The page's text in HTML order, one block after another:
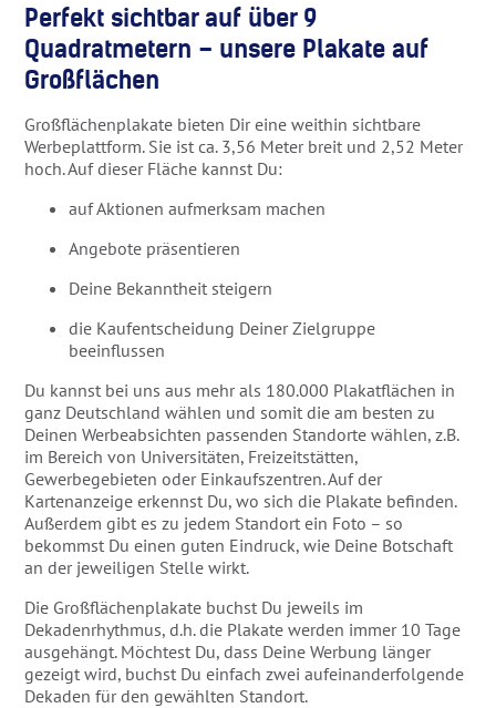
Perfekt sichtbar auf über 9
Quadratmetern – unsere Plakate auf
Großflächen
Großflächenplakate bieten Dir eine weithin sichtbare
Werbeplattform. Sie ist ca. 3,56 Meter breit und 2,52 Meter
hoch. Auf dieser Fläche kannst Du:
auf Aktionen aufmerksam machen
Angebote präsentieren
Deine Bekanntheit steigern
die Kaufentscheidung Deiner Zielgruppe
beeinflussen
Du kannst bei uns aus mehr als 180.000 Plakatflächen in
ganz Deutschland wählen und somit die am besten zu
Deinen Werbeabsichten passenden Standorte wählen, z.B.
im Bereich von Universitäten, Freizeitstätten,
Gewerbegebieten oder Einkaufszentren. Auf der
Kartenanzeige erkennst Du, wo sich die Plakate befinden.
Außerdem gibt es zu jedem Standort ein Foto – so
bekommst Du einen guten Eindruck, wie Deine Botschaft
an der jeweiligen Stelle wirkt.
Die Großflächenplakate buchst Du jeweils im
Dekadenrhythmus, d.h. die Plakate werden immer 10 Tage
ausgehängt. Möchtest Du, dass Deine Werbung länger
gezeigt wird, buchst Du einfach zwei aufeinanderfolgende
Dekaden für den gewählten Standort.